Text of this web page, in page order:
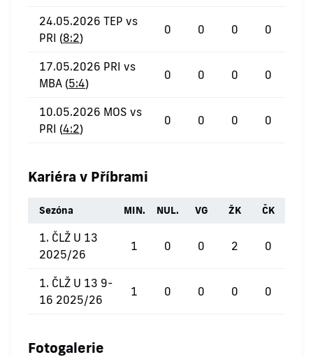
24.05.2026 TEP vs
PRI (8:2)
0 0 0 0
17.05.2026 PRI vs
MBA (5:4)
0 0 0 0
10.05.2026 MOS vs
PRI (4:2)
0 0 0 0
Kariéra v Příbrami
Sezóna MIN. NUL. VG ŽK ČK
1. ČLŽ U 13
2025/26
1 0 0 2 0
1. ČLŽ U 13 9-
16 2025/26
1 0 0 0 0
Fotogalerie